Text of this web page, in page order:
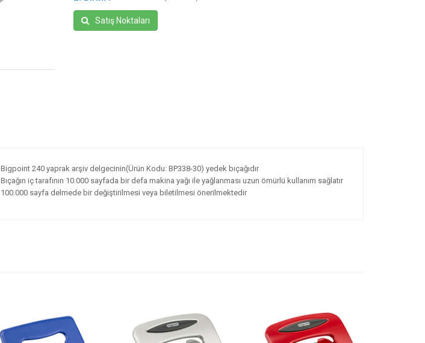
Satış Noktaları
Bigpoint 240 yaprak arşiv delgecinin(Ürün Kodu: BP338-30) yedek bıçağıdır
Bıçağın iç tarafının 10.000 sayfada bir defa makina yağı ile yağlanması uzun ömürlü kullanım sağlatır
100.000 sayfa delmede bir değiştirilmesi veya biletilmesi önerilmektedir